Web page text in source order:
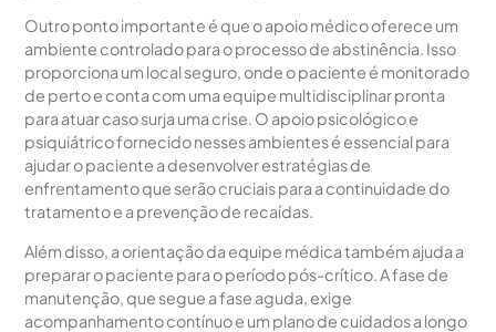
Outro ponto importante é que o apoio médico oferece um
ambiente controlado para o processo de abstinência. Isso
proporciona um local seguro, onde o paciente é monitorado
de perto e conta com uma equipe multidisciplinar pronta
para atuar caso surja uma crise. O apoio psicológico e
psiquiátrico fornecido nesses ambientes é essencial para
ajudar o paciente a desenvolver estratégias de
enfrentamento que serão cruciais para a continuidade do
tratamento e a prevenção de recaídas.
Além disso, a orientação da equipe médica também ajuda a
preparar o paciente para o período pós-crítico. A fase de
manutenção, que segue a fase aguda, exige
acompanhamento contínuo e um plano de cuidados a longo